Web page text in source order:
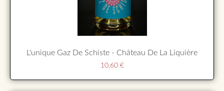
L'unique Gaz De Schiste - Château De La Liquière
10,60 €